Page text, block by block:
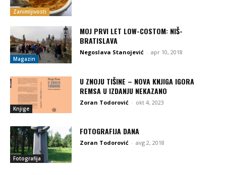
Zanimljivosti
Magazin
MOJ PRVI LET LOW-COSTOM: NIŠ-
BRATISLAVA
Negoslava Stanojević - apr 10, 2018
Knjige
U ZNOJU TIŠINE – NOVA KNJIGA IGORA
REMSA U IZDANJU NEKAZANO
Zoran Todorović - okt 4, 2023
Fotografija
FOTOGRAFIJA DANA
Zoran Todorović - avg 2, 2018